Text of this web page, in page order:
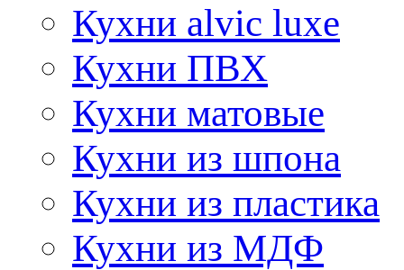
Кухни alvic luxe
Кухни ПВХ
Кухни матовые
Кухни из шпона
Кухни из пластика
Кухни из МДФ